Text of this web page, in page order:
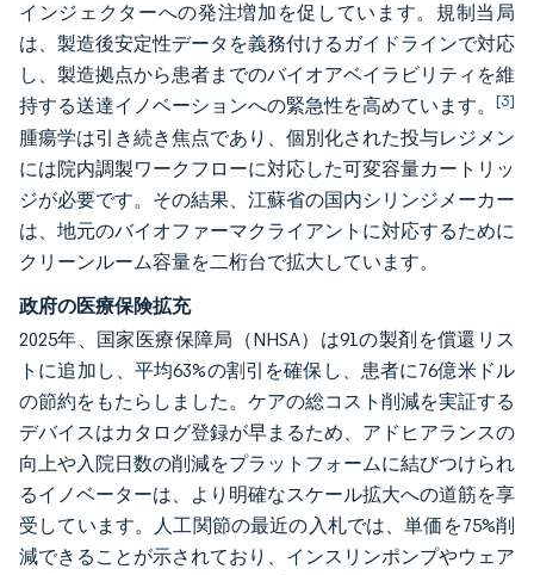
インジェクターへの発注増加を促しています。規制当局
は、製造後安定性データを義務付けるガイドラインで対応
し、製造拠点から患者までのバイオアベイラビリティを維
持する送達イノベーションへの緊急性を高めています。 [3]
腫瘍学は引き続き焦点であり、個別化された投与レジメン
には院内調製ワークフローに対応した可変容量カートリッ
ジが必要です。その結果、江蘇省の国内シリンジメーカー
は、地元のバイオファーマクライアントに対応するために
クリーンルーム容量を二桁台で拡大しています。
政府の医療保険拡充
2025年、国家医療保障局（NHSA）は91の製剤を償還リス
トに追加し、平均63%の割引を確保し、患者に76億米ドル
の節約をもたらしました。ケアの総コスト削減を実証する
デバイスはカタログ登録が早まるため、アドヒアランスの
向上や入院日数の削減をプラットフォームに結びつけられ
るイノベーターは、より明確なスケール拡大への道筋を享
受しています。人工関節の最近の入札では、単価を75%削
減できることが示されており、インスリンポンプやウェア